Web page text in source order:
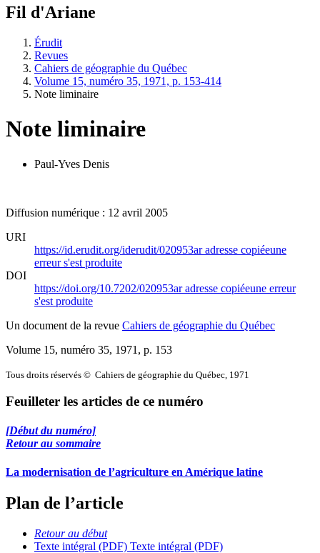
Fil d'Ariane
Érudit
Revues
Cahiers de géographie du Québec
Volume 15, numéro 35, 1971, p. 153-414
Note liminaire
Note liminaire
Paul-Yves Denis
Diffusion numérique : 12 avril 2005
URI
https://id.erudit.org/iderudit/020953aradresse copiéeune
erreur s'est produite
DOI
https://doi.org/10.7202/020953aradresse copiéeune erreur
s'est produite
Un document de la revue Cahiers de géographie du Québec
Volume 15, numéro 35, 1971 , p. 153
Tous droits réservés © Cahiers de géographie du Québec, 1971
Feuilleter les articles de ce numéro
[Début du numéro]
Retour au sommaire
La modernisation de l’agriculture en Amérique latine
Plan de l’article
Retour au début
Texte intégral (PDF) Texte intégral (PDF)